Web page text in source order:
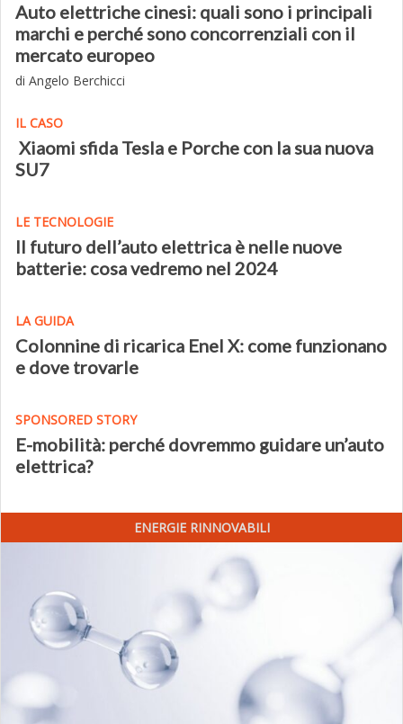
Auto elettriche cinesi: quali sono i principali
marchi e perché sono concorrenziali con il
mercato europeo
di Angelo Berchicci
IL CASO
Xiaomi sfida Tesla e Porche con la sua nuova
SU7
LE TECNOLOGIE
Il futuro dell’auto elettrica è nelle nuove
batterie: cosa vedremo nel 2024
LA GUIDA
Colonnine di ricarica Enel X: come funzionano
e dove trovarle
SPONSORED STORY
E-mobilità: perché dovremmo guidare un’auto
elettrica?
ENERGIE RINNOVABILI